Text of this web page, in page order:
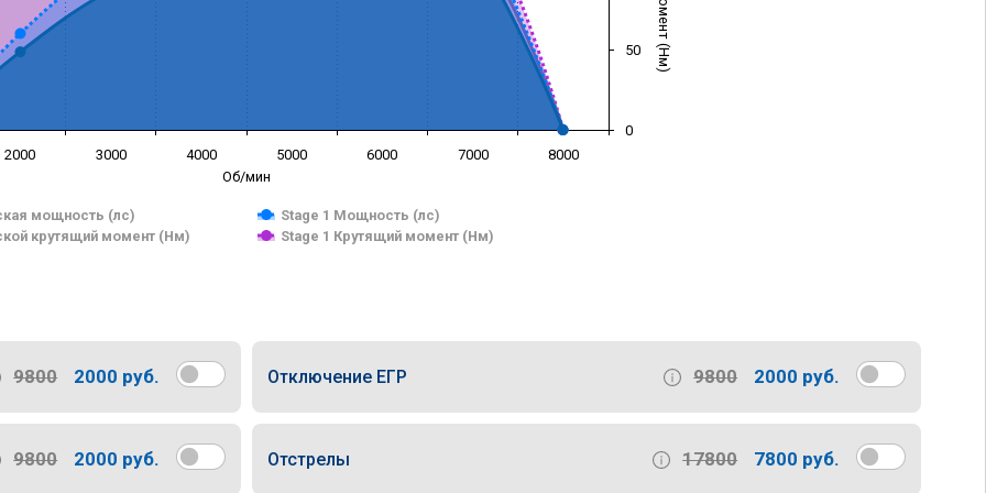
Об/мин
мощность (лс)
Stage 1 Мощность (лс)
крутящий момент (Нм)
Stage 1 Крутящий момент (Нм)
2000 3000 4000 5000 6000 7000 8000
0
50
9800 2000 руб. Отключение ЕГР 9800 2000 руб.
9800 2000 руб. Отстрелы 17800 7800 руб.